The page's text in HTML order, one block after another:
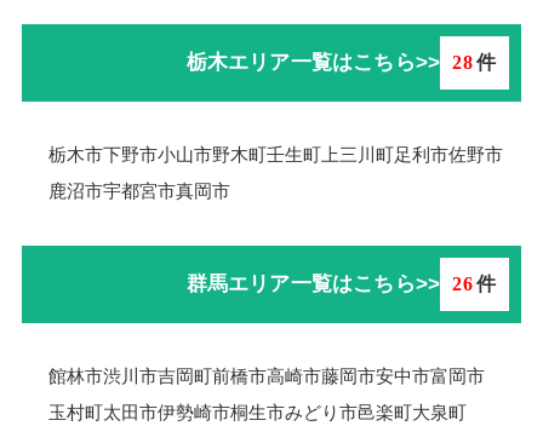
栃木エリア一覧はこちら>> 28件
栃木市下野市小山市野木町壬生町上三川町足利市佐野市
鹿沼市宇都宮市真岡市
群馬エリア一覧はこちら>> 26件
館林市渋川市吉岡町前橋市高崎市藤岡市安中市富岡市
玉村町太田市伊勢崎市桐生市みどり市邑楽町大泉町